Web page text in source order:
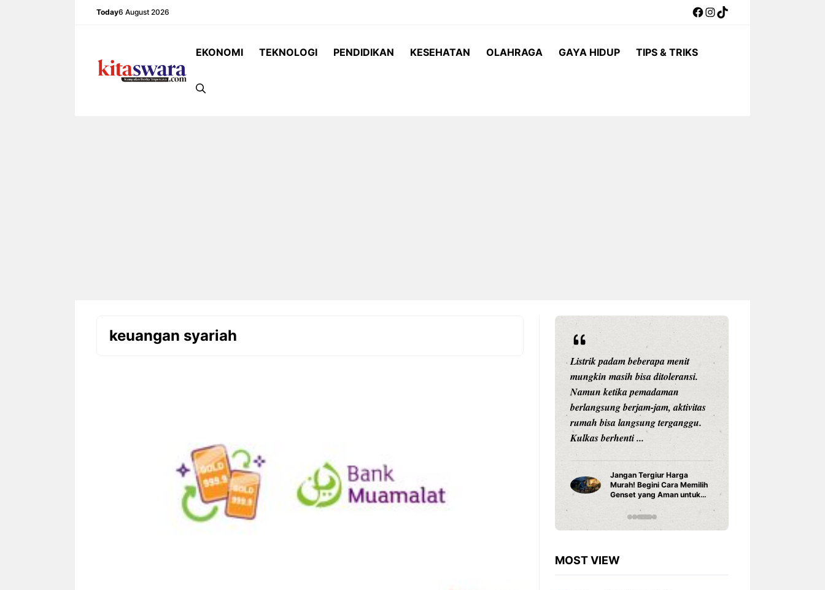
Today6 August 2026 Facebook
Instagram
TikTok
EKONOMI TEKNOLOGI PENDIDIKAN KESEHATAN OLAHRAGA GAYA HIDUP TIPS & TRIKS
keuangan syariah
Manfaat Luar Biasa Minum
Teh Serai Pagi Hari
Potensinya
Listrik padam beberapa menit
mungkin masih bisa ditoleransi.
Namun ketika pemadaman
berlangsung berjam-jam, aktivitas
rumah bisa langsung terganggu.
Kulkas berhenti ...
Jangan Tergiur Harga
Murah! Begini Cara Memilih
Genset yang Aman untuk
MOST VIEW